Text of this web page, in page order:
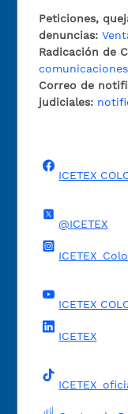
Peticiones,
denuncias:
Radicación de
Correo de
judiciales:
ICETEX
@ICETEX
ICETEX
ICETEX